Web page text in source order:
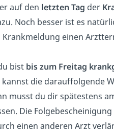
auf den letzten Tag der
Noch besser ist es
einen
bist bis zum Freitag
kannst die darauffolgende
musst du dir spätestens
Die
einen anderen Arzt